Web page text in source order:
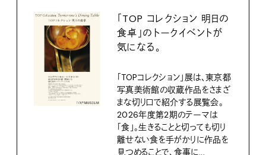
「TOP コレクション 明日の
食卓」のトークイベントが
気になる。
「TOPコレクション」展は、東京都
写真美術館の収蔵作品をさまざ
まな切り口で紹介する展覧会。
2026年度第2期のテーマは
「食」。生きることと切っても切り
離せない食を手がかりに作品を
見つめることで、食事に...